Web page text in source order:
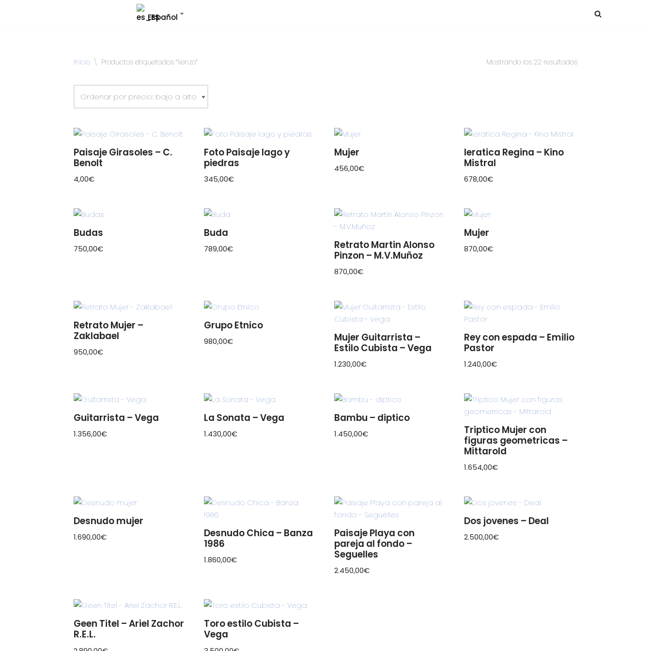
Español
Inicio \ Productos etiquetados “lienzo” Mostrando los 22 resultados
Paisaje Girasoles – C.
Benolt
4,00€
Foto Paisaje lago y
piedras
345,00€
Mujer
456,00€
Ieratica Regina – Kino
Mistral
678,00€
Budas
750,00€
Buda
789,00€
Retrato Martin Alonso
Pinzon – M.V.Muñoz
870,00€
Mujer
870,00€
Retrato Mujer –
Zaklabael
950,00€
Grupo Etnico
980,00€
Mujer Guitarrista –
Estilo Cubista – Vega
1.230,00€
Rey con espada – Emilio
Pastor
1.240,00€
Guitarrista – Vega
1.356,00€
La Sonata – Vega
1.430,00€
Bambu – diptico
1.450,00€
Triptico Mujer con
figuras geometricas –
Mittarold
1.654,00€
Desnudo mujer
1.690,00€
Desnudo Chica – Banza
1986
1.860,00€
Paisaje Playa con
pareja al fondo –
Seguelles
2.450,00€
Dos jovenes – Deal
2.500,00€
Geen Titel – Ariel Zachor
R.E.L.
Toro estilo Cubista –
Vega